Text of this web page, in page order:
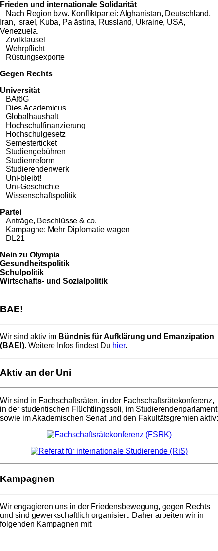
Frieden und internationale Solidarität
Nach Region bzw. Konfliktpartei: Afghanistan, Deutschland,
Iran, Israel , Kuba, Palästina, Russland, Ukraine, USA,
Venezuela.
Zivilklausel
Wehrpflicht
Rüstungsexporte
Gegen Rechts
Universität
BAföG
Dies Academicus
Globalhaushalt
Hochschulfinanzierung
Hochschulgesetz
Semesterticket
Studiengebühren
Studienreform
Studierendenwerk
Uni-bleibt!
Uni-Geschichte
Wissenschaftspolitik
Partei
Anträge, Beschlüsse & co.
Kampagne: Mehr Diplomatie wagen
DL21
Nein zu Olympia
Gesundheitspolitik
Schulpolitik
Wirtschafts- und Sozialpolitik
BAE!
Wir sind aktiv im Bündnis für Aufklärung und Emanzipation
(BAE!). Weitere Infos findest Du hier.
Aktiv an der Uni
Wir sind in Fachschaftsräten, in der Fachschaftsrätekonferenz,
in der studentischen Flüchtlingssoli, im Studierendenparlament
sowie im Akademischen Senat und den Fakultätsgremien aktiv:
Kampagnen
Wir engagieren uns in der Friedensbewegung, gegen Rechts
und sind gewerkschaftlich organisiert. Daher arbeiten wir in
folgenden Kampagnen mit: